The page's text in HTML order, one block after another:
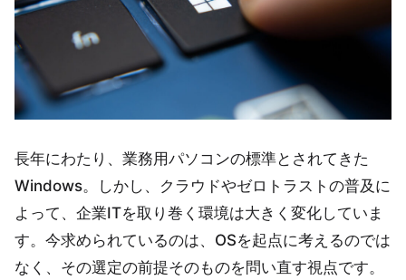
長年にわたり、業務用パソコンの標準とされてきた
Windows。しかし、クラウドやゼロトラストの普及に
よって、企業ITを取り巻く環境は大きく変化していま
す。今求められているのは、OSを起点に考えるのでは
なく、その選定の前提そのものを問い直す視点です。